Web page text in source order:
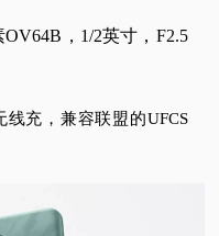
，1/2英寸，F2.5
线充，兼容联盟的UFCS